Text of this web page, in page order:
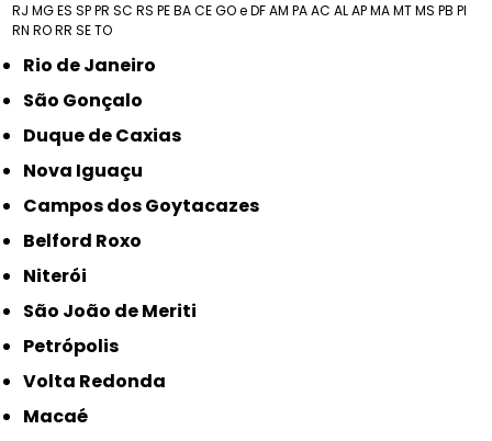
RJ MGES SPPR SC RS PEBACEGO e DFAM PAAC ALAPMAMTMS PB PI
RN RORR SETO
Rio de Janeiro
São Gonçalo
Duque de Caxias
Nova Iguaçu
Campos dos Goytacazes
Belford Roxo
Niterói
São João de Meriti
Petrópolis
Volta Redonda
Macaé